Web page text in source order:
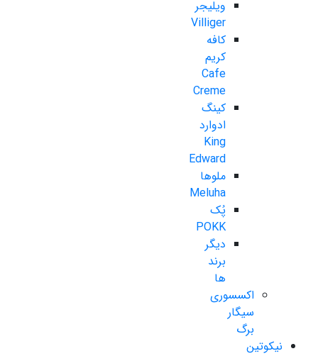
ویلیجر
Villiger
کافه
کریم
Cafe
Creme
کینگ
ادوارد
King
Edward
ملوها
Meluha
پُک
POKK
دیگر
برند
ها
اکسسوری
سیگار
برگ
نیکوتین